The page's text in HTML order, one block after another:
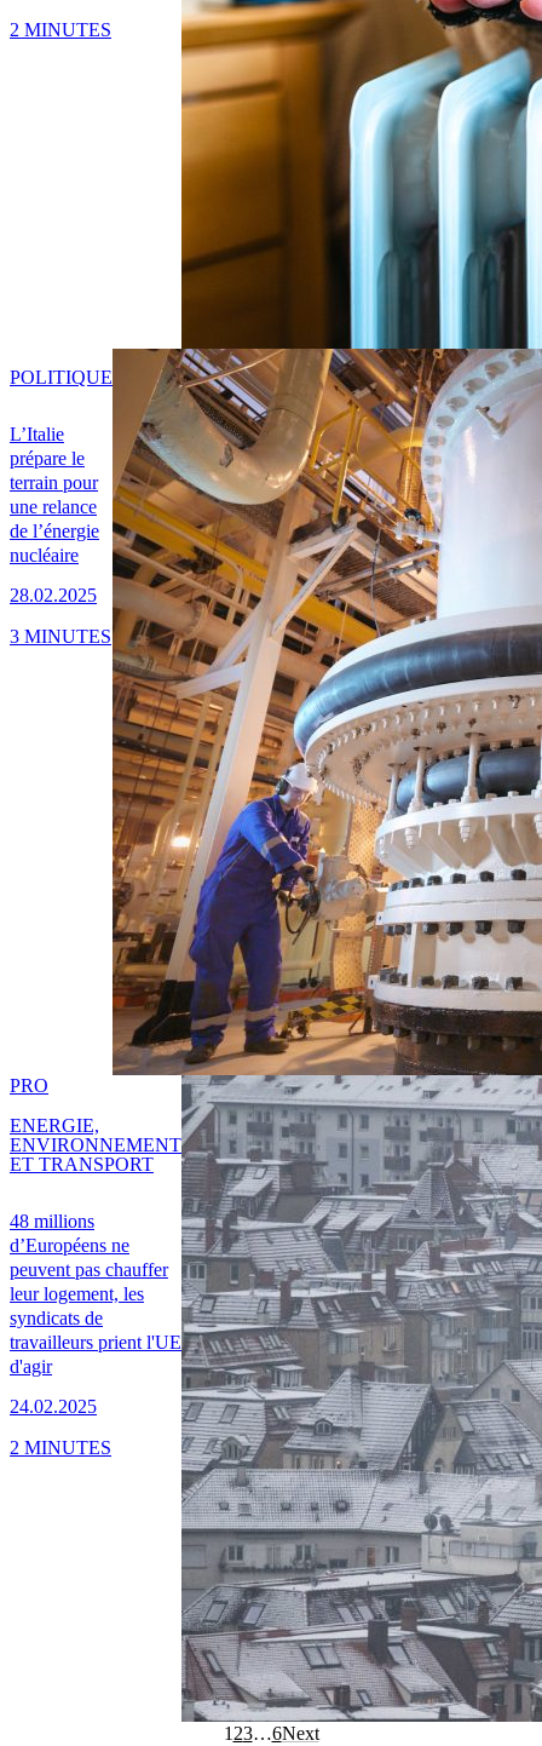
2 MINUTES
L’Italie
prépare le
terrain pour
une relance
de l’énergie
nucléaire
28.02.2025
POLITIQUE
3 MINUTES
48 millions
d’Européens ne
peuvent pas chauffer
leur logement, les
syndicats de
travailleurs prient l'UE
d'agir
24.02.2025
PRO
ENERGIE,
ENVIRONNEMENT
ET TRANSPORT
2 MINUTES
1 23…6Next